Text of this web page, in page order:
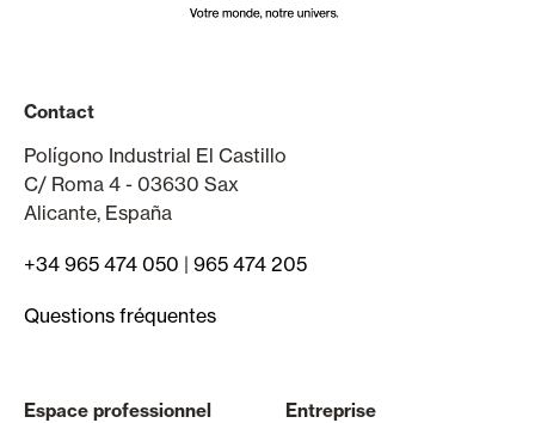
Contact
Polígono Industrial El Castillo
C/ Roma 4 - 03630 Sax
Alicante, España
+34 965 474 050 | 965 474 205
Questions fréquentes
Espace professionnel Entreprise